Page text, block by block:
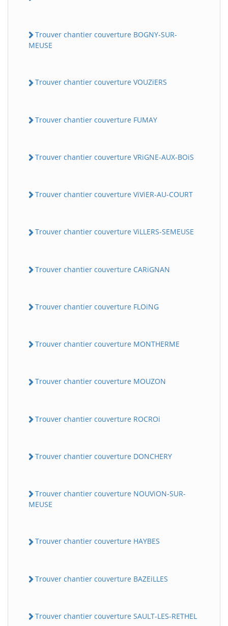
Trouver chantier couverture BOGNY-SUR-
MEUSE
Trouver chantier couverture VOUZiERS
Trouver chantier couverture FUMAY
Trouver chantier couverture VRiGNE-AUX-BOiS
Trouver chantier couverture ViViER-AU-COURT
Trouver chantier couverture ViLLERS-SEMEUSE
Trouver chantier couverture CARiGNAN
Trouver chantier couverture FLOiNG
Trouver chantier couverture MONTHERME
Trouver chantier couverture MOUZON
Trouver chantier couverture ROCROi
Trouver chantier couverture DONCHERY
Trouver chantier couverture NOUViON-SUR-
MEUSE
Trouver chantier couverture HAYBES
Trouver chantier couverture BAZEiLLES
Trouver chantier couverture SAULT-LES-RETHEL